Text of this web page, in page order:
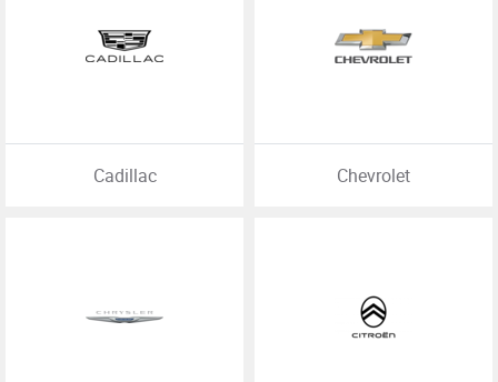
Cadillac Chevrolet